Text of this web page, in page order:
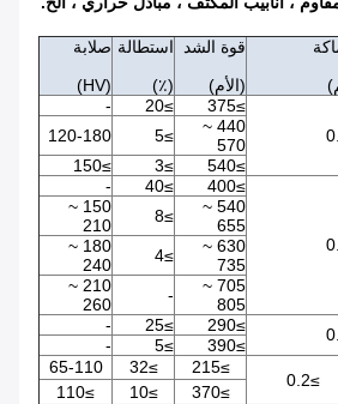
قوة الشد
(الأم)
استطالة
(٪)
صلابة
(HV)
≥375
≥20
-
440 ~
570
≥5
120-180
≥540
≥3
≥150
≥400
≥40
-
540 ~
655
≥8
150 ~
210
630 ~
735
≥4
180 ~
240
705 ~
805
-
210 ~
260
≥290
≥25
-
≥390
≥5
-
≥0.2
≥215
≥32
65-110
≥370
≥10
≥110